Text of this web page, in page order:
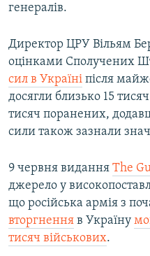
генералів.
Директор ЦРУ Вільям
оцінками Сполучених
сил в Україні після
досягли близько 15
тисяч поранених,
сили також зазнали
9 червня видання The
джерело у
що російська армія з
вторгнення в Україну
тисяч військових.